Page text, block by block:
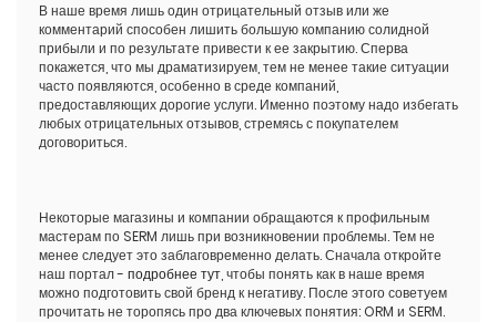
В наше время лишь один отрицательный отзыв или же
комментарий способен лишить большую компанию солидной
прибыли и по результате привести к ее закрытию. Сперва
покажется, что мы драматизируем, тем не менее такие ситуации
часто появляются, особенно в среде компаний,
предоставляющих дорогие услуги. Именно поэтому надо избегать
любых отрицательных отзывов, стремясь с покупателем
договориться.
Некоторые магазины и компании обращаются к профильным
мастерам по SERM лишь при возникновении проблемы. Тем не
менее следует это заблаговременно делать. Сначала откройте
наш портал - подробнее тут , чтобы понять как в наше время
можно подготовить свой бренд к негативу. После этого советуем
прочитать не торопясь про два ключевых понятия: ORM и SERM.